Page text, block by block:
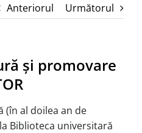
Anteriorul Următorul
şi promovare
(în al doilea an de
Biblioteca universitară